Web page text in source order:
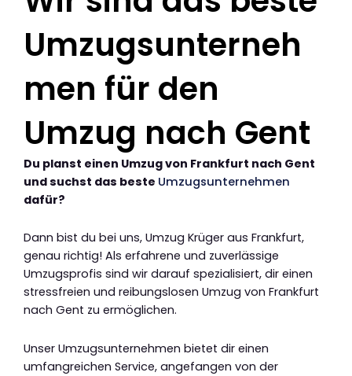
Umzugsunterneh
men für den
Umzug nach Gent
Du planst einen Umzug von Frankfurt nach Gent
und suchst das beste Umzugsunternehmen
dafür?
Dann bist du bei uns, Umzug Krüger aus Frankfurt,
genau richtig! Als erfahrene und zuverlässige
Umzugsprofis sind wir darauf spezialisiert, dir einen
stressfreien und reibungslosen Umzug von Frankfurt
nach Gent zu ermöglichen.
Unser Umzugsunternehmen bietet dir einen
umfangreichen Service, angefangen von der